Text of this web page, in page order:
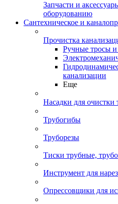
Запчасти и
оборудованию
Сантехническое и
Прочистка
Ручные тросы
канализации
Еще
Насадки для очистки
Трубогибы
Труборезы
Тиски трубные,
Инструмент для
Опрессовщики для